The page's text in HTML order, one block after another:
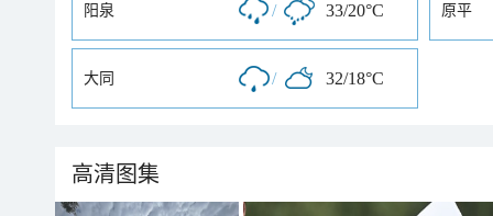
阳泉 / 33/20°C 原平
大同 / 32/18°C
高清图集